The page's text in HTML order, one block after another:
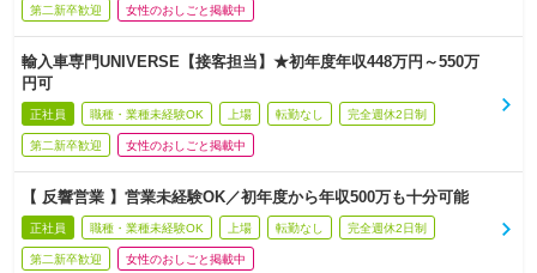
第二新卒歓迎 女性のおしごと掲載中
輸入車専門UNIVERSE【接客担当】★初年度年収448万円～550万
円可
正社員 職種・業種未経験OK 上場 転勤なし 完全週休2日制
第二新卒歓迎 女性のおしごと掲載中
【 反響営業 】営業未経験OK／初年度から年収500万も十分可能
正社員 職種・業種未経験OK 上場 転勤なし 完全週休2日制
第二新卒歓迎 女性のおしごと掲載中